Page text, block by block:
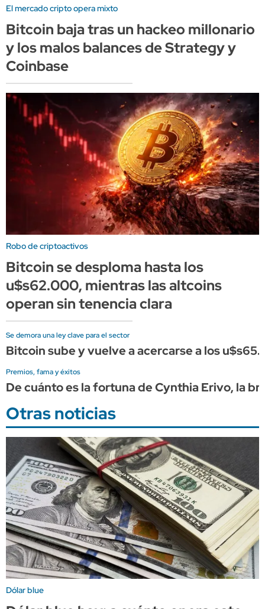
El mercado cripto opera mixto
Bitcoin baja tras un hackeo millonario
y los malos balances de Strategy y
Coinbase
Robo de criptoactivos
Bitcoin se desploma hasta los
u$s62.000, mientras las altcoins
operan sin tenencia clara
Se demora una ley clave para el sector
Bitcoin sube y vuelve a acercarse a los
Premios, fama y éxitos
De cuánto es la fortuna de Cynthia Erivo, la
Otras noticias
Dólar blue